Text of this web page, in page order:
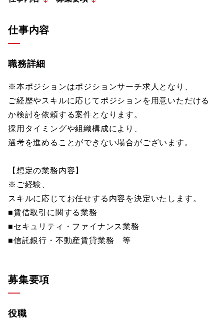
仕事内容
職務詳細
※本ポジションはポジションサーチ求人となり、
ご経歴やスキルに応じてポジションを用意いただける
か検討を依頼する案件となります。
採用タイミングや組織構成により、
選考を進めることができない場合がございます。
【想定の業務内容】
※ご経験、
スキルに応じてお任せする内容を決定いたします。
■賃借取引に関する業務
■セキュリティ・ファイナンス業務
■信託銀行・不動産賃貸業務 等
募集要項
役職